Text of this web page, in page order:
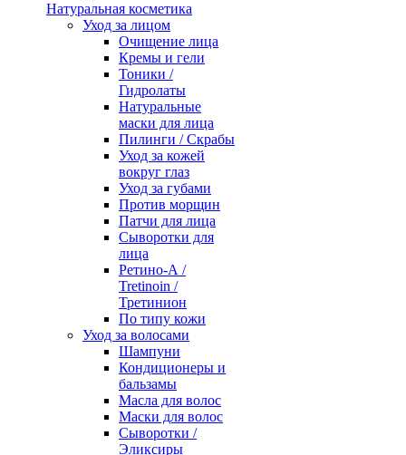
Натуральная косметика
Уход за лицом
Очищение лица
Кремы и гели
Тоники /
Гидролаты
Натуральные
маски для лица
Пилинги / Cкрабы
Уход за кожей
вокруг глаз
Уход за губами
Против морщин
Патчи для лица
Сыворотки для
лица
Ретино-А /
Tretinoin /
Третинион
По типу кожи
Уход за волосами
Шампуни
Кондиционеры и
бальзамы
Масла для волос
Маски для волос
Сыворотки /
Эликсиры